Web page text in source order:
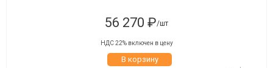
56 270 ₽/шт
НДС 22% включен в цену
В корзину